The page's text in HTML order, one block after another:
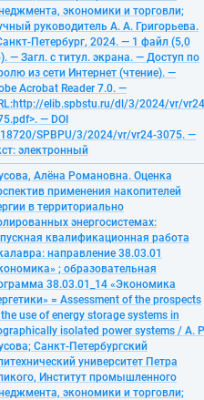
экономики и торговли;
руководитель А. А. Григорьева.
Петербург, 2024. — 1 файл (5,0
— Загл. с титул. экрана. — Доступ по
из сети Интернет (чтение). —
Acrobat Reader 7.0. —
elib.spbstu.ru/dl/3/2024/vr/
— DOI
SPBPU/3/2024/vr/vr24-3075. —
электронный
Алёна Романовна. Оценка
применения накопителей
в территориально
энергосистемах:
квалификационная работа
направление 38.03.01
; образовательная
38.03.01_14 «Экономика
= Assessment of the prospects
use of energy storage systems in
isolated power systems / А.
Санкт-Петербургский
университет Петра
Институт промышленного
экономики и торговли;